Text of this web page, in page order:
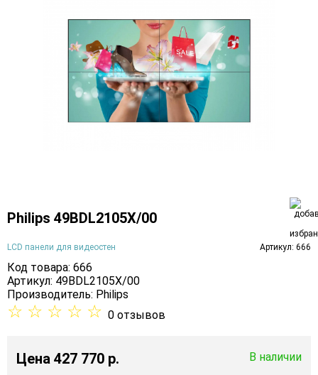
Philips 49BDL2105X/00
LCD панели для видеостен Артикул: 666
Код товара: 666
Артикул: 49BDL2105X/00
Производитель: Philips
☆ ☆ ☆ ☆ ☆ 0 отзывов
Цена 427 770 p. В наличии